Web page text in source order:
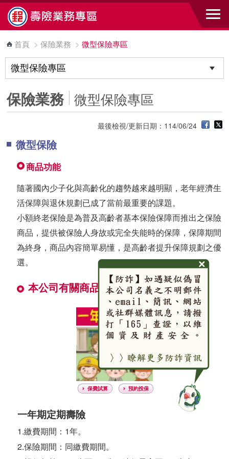
跳到主要內容區塊
首頁 >保險業務 >微型保險專區
保險業務 微型保險專區
最後檢視/更新日期：114/06/24
微型保險
商品功能
隨著國內少子化與高齡化的趨勢越來越明顯，老年經濟生
活保障與退休規劃已成了當前最重要的課題。
小額終老保險是為普及高齡者基本保險保障而推出之保險
商品，提供被保險人身故或完全失能時的保障，保障期間
為終身，商品內容簡單易懂，是高齡者提升保障規劃之優
選。
本公司有關商品及其保障內容如下：
保費試算 預約投保
一年期定期壽險
1.繳費期間：1年。
2.保險期間：同繳費期間。